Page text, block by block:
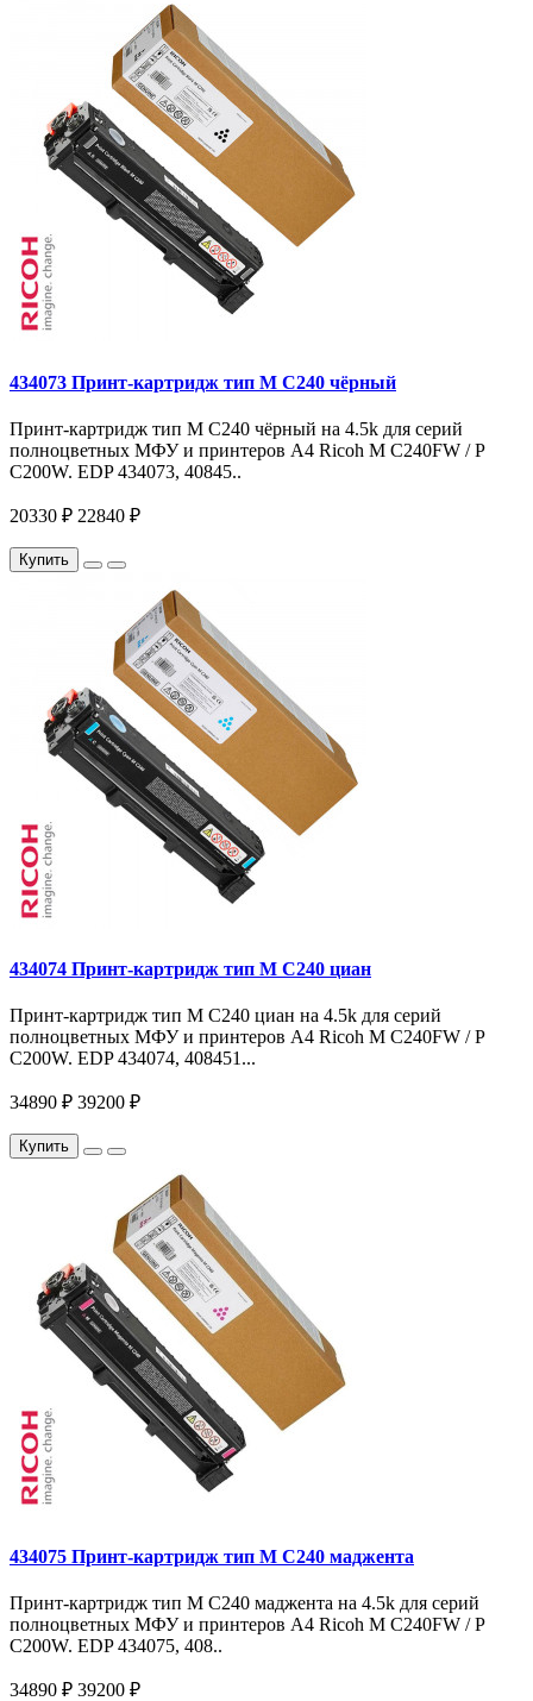
434073 Принт-картридж тип M C240 чёрный
Принт-картридж тип M C240 чёрный на 4.5k для серий
полноцветных МФУ и принтеров A4 Ricoh M C240FW / P
C200W. EDP 434073, 40845..
20330 ₽ 22840 ₽
Купить
434074 Принт-картридж тип M C240 циан
Принт-картридж тип M C240 циан на 4.5k для серий
полноцветных МФУ и принтеров A4 Ricoh M C240FW / P
C200W. EDP 434074, 408451...
34890 ₽ 39200 ₽
Купить
434075 Принт-картридж тип M C240 маджента
Принт-картридж тип M C240 маджента на 4.5k для серий
полноцветных МФУ и принтеров A4 Ricoh M C240FW / P
C200W. EDP 434075, 408..
34890 ₽ 39200 ₽